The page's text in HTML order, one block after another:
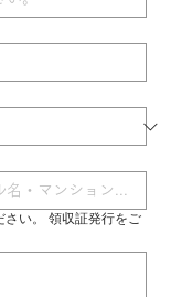
さい。 領収証発行をご